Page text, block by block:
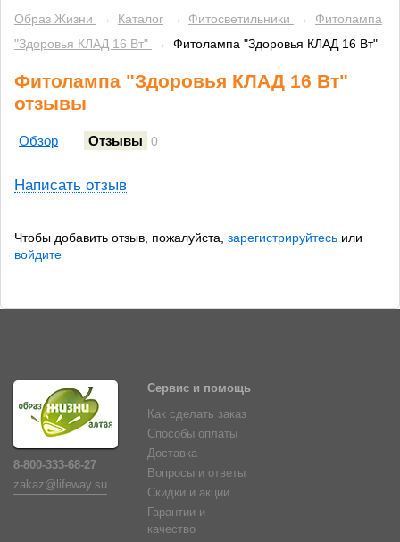
Образ Жизни → Каталог → Фитосветильники →
Фитолампа
"Здоровья КЛАД 16 Вт"
→ Фитолампа "Здоровья КЛАД 16 Вт"
Фитолампа "Здоровья КЛАД 16 Вт"
отзывы
Обзор Отзывы 0
Написать отзыв
Чтобы добавить отзыв, пожалуйста, зарегистрируйтесь или
войдите
8-800-333-68-27
zakaz@lifeway.su
Сервис и помощь
Как сделать заказ
Способы оплаты
Доставка
Вопросы и ответы
Скидки и акции
Гарантии и
качество